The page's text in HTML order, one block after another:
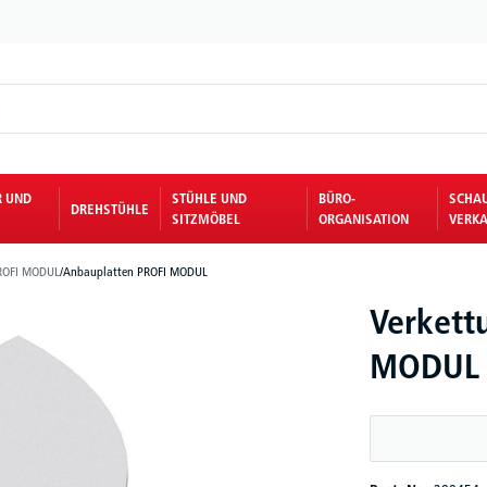
UND
DREHSTÜHLE
STÜHLE UND
SITZMÖBEL
BÜRO-
ORGANISATION
MODUL/Anbauplatten PROFI MODUL